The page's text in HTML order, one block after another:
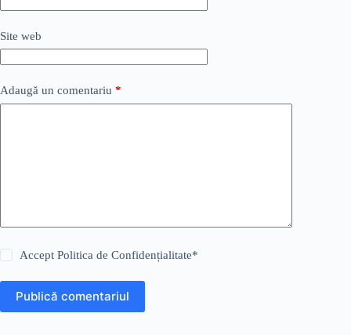
Site web
Adaugă un comentariu *
AcceptPolitica de Confidențialitate*
Publică comentariul